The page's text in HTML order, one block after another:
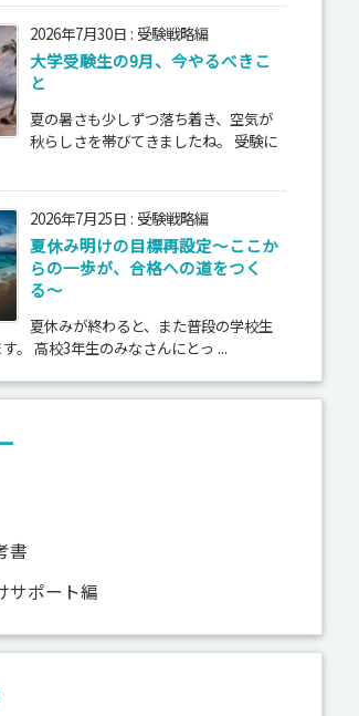
2026年7月30日 : 受験戦略編
大学受験生の9月、今やるべきこ
と
夏の暑さも少しずつ落ち着き、空気が
秋らしさを帯びてきましたね。 受験に
2026年7月25日 : 受験戦略編
夏休み明けの目標再設定〜ここか
らの一歩が、合格への道をつく
る〜
夏休みが終わると、また普段の学校生
。 高校3年生のみなさんにとっ ...
書
サポート編